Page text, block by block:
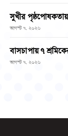
সুখীর
আগস্ট ৭, ২০২৬
বাসচাপায় ৭
আগস্ট ৭, ২০২৬